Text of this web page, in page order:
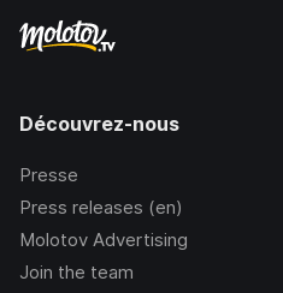
Découvrez-nous
Presse
Press releases (en)
Molotov Advertising
Join the team